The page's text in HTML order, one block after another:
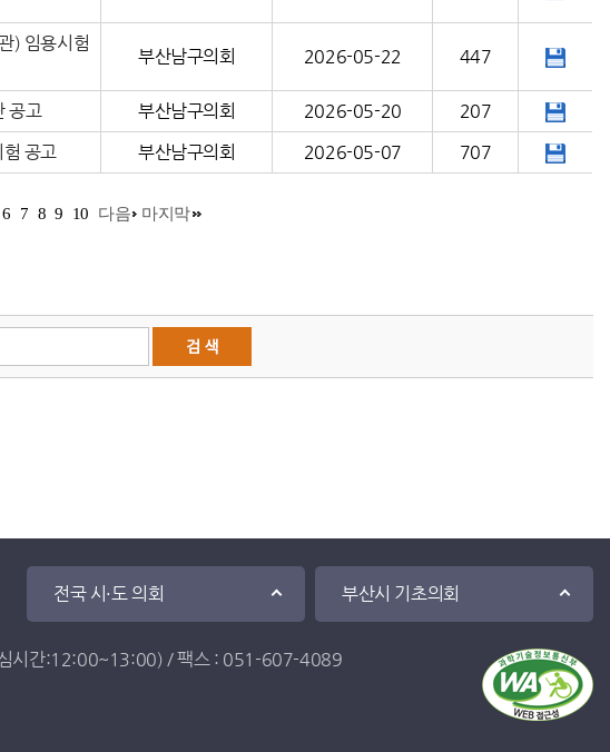
) 임용시험
부산남구의회 2026-05-22 447
공고 부산남구의회 2026-05-20
207
공고 부산남구의회 2026-05-07 707
6 7 8 9 10 다음 마지막
전국 시·도 의회 부산시 기초의회
시간:12:00~13:00) / 팩스 : 051-607-4089